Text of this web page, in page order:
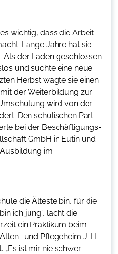
wichtig, dass die Arbeit
Lange Jahre hat sie
Als der Laden geschlossen
und suchte eine neue
Herbst wagte sie einen
der Weiterbildung zur
wird von der
Den schulischen Part
bei der Beschäftigungs-
GmbH in Eutin und
im
die Älteste bin, für die
ich jung“, lacht die
ein Praktikum beim
und Pflegeheim J-H
„Es ist mir nie schwer